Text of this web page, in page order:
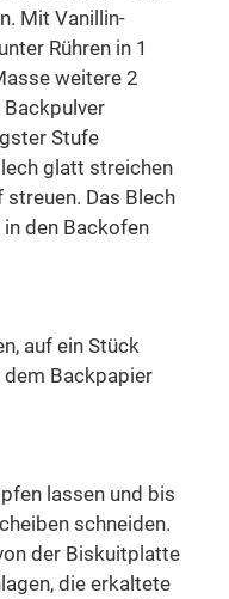
Mit Vanillin-
Rühren in 1
weitere 2
Stufe
glatt streichen
Das Blech
den Backofen
auf ein Stück
Backpapier
lassen und bis
schneiden.
der Biskuitplatte
die erkaltete